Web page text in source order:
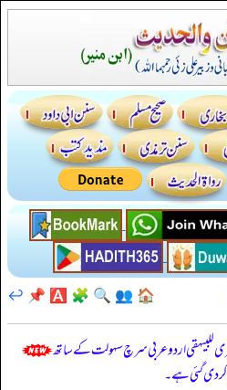
🏠
👥
🔍
🧩
🅰️
📌
↩️
للبيهقي اردو عربی سرچ سہولت کے ساتھ
دی گئی ہے۔